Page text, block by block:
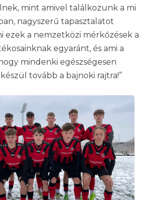
mint amivel találkozunk a mi
nagyszerű tapasztalatot
a nemzetközi mérkőzések a
egyaránt, és ami a
mindenki egészségesen
tovább a bajnoki rajtra!”